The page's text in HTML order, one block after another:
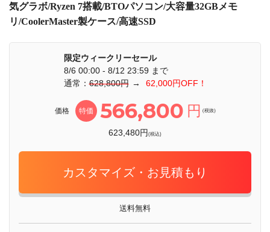
気グラボ/Ryzen 7搭載/BTOパソコン/大容量32GBメモ
リ/CoolerMaster製ケース/高速SSD
限定ウィークリーセール
8/6 00:00 - 8/12 23:59 まで
通常：628,800円 → 62,000円OFF！
価格 特価 566,800 円 (税抜)
623,480円(税込)
カスタマイズ・お見積もり
送料無料